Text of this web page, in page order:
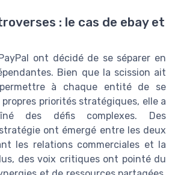
: le cas de ebay et
ont décidé de se séparer en
Bien que la scission ait
à chaque entité de se
priorités stratégiques, elle a
des défis complexes. Des
ont émergé entre les deux
les relations commerciales et la
des voix critiques ont pointé du